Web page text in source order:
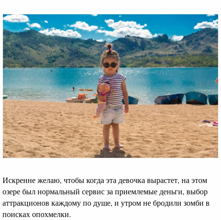
Искренне желаю, чтобы когда эта девочка вырастет, на этом
озере был нормальный сервис за приемлемые деньги, выбор
аттракционов каждому по душе, и утром не бродили зомби в
поисках опохмелки.